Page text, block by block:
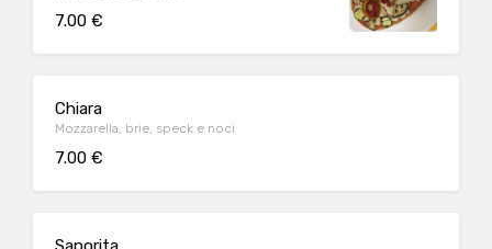
7.00 €
Chiara
Mozzarella, brie, speck e noci
7.00 €